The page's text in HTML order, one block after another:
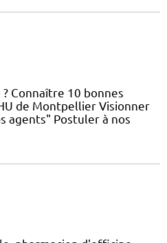
Connaître 10 bonnes
de Montpellier Visionner
agents" Postuler à nos